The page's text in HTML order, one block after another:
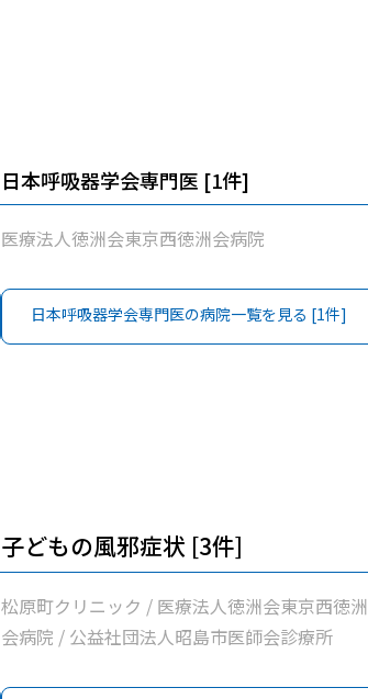
日本呼吸器学会専門医 [1件]
医療法人徳洲会東京西徳洲会病院
日本呼吸器学会専門医の病院一覧を見る [1件]
子どもの風邪症状 [3件]
松原町クリニック / 医療法人徳洲会東京西徳洲
会病院 / 公益社団法人昭島市医師会診療所